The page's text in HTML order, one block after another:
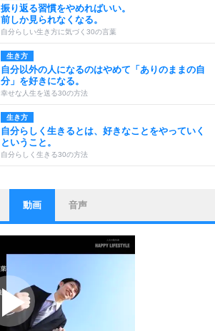
振り返る習慣をやめればいい。
前しか見られなくなる。
自分らしい生き方に気づく30の言葉
生き方
自分以外の人になるのはやめて「ありのままの自
分」を好きになる。
幸せな人生を送る30の方法
生き方
自分らしく生きるとは、好きなことをやっていく
ということ。
自分らしく生きる30の方法
ストレス対策
他人と比べない。
いっそのこと、他人を見ない。
いらいらしない人になる30の方法
プラス思考
ポジティブになれない原因は、行動しないから。
ポジティブ思考になる30の方法
動画 音声